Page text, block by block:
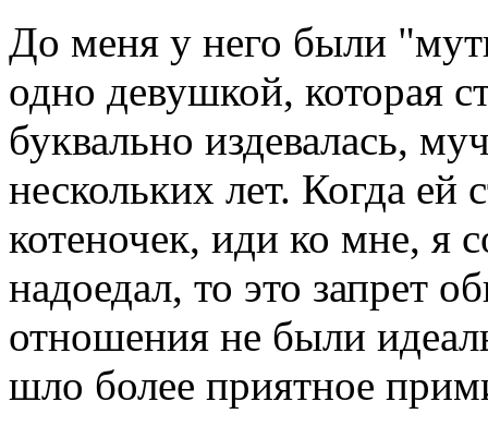
До меня у него были
одно девушкой, которая
буквально издевалась,
нескольких лет. Когда ей
котеночек, иди ко мне, я
надоедал, то это запрет
отношения не были
шло более приятное